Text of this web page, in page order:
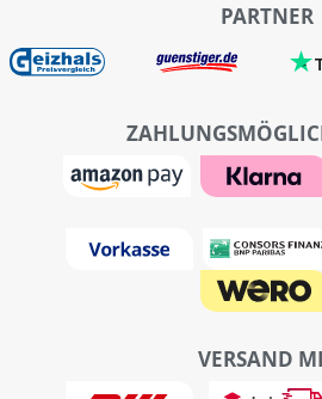
PARTNER
VERSAND